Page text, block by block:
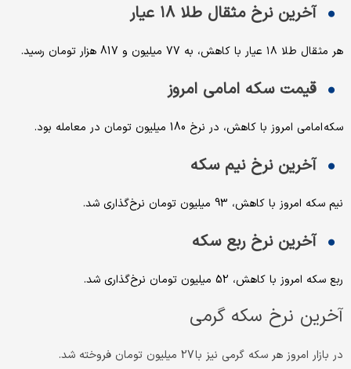
آخرین نرخ مثقال طلا ۱۸ عیار
هر مثقال طلا ۱۸ عیار با کاهش، به 77 میلیون و 817 هزار تومان رسید‌.
قیمت سکه امامی امروز
سکه امامی امروز با کاهش، در نرخ 180 میلیون تومان در معامله بود.
آخرین نرخ نیم سکه
نیم سکه امروز با کاهش، 93 میلیون تومان نرخ‌گذاری شد.
آخرین نرخ ربع سکه
ربع سکه امروز با کاهش، 52 میلیون تومان نرخ‌گذاری شد.
آخرین نرخ سکه گرمی
در بازار امروز هر سکه گرمی نیز با 27 میلیون تومان فروخته شد.